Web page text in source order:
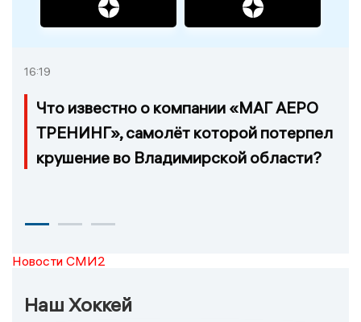
16:19
Что известно о компании «МАГ АЕРО
ТРЕНИНГ», самолёт которой потерпел
крушение во Владимирской области?
Новости СМИ2
Наш Хоккей